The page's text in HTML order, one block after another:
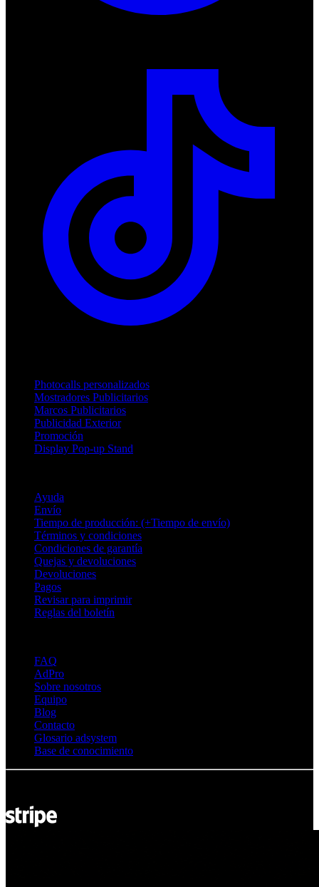
Photocalls personalizados
Mostradores Publicitarios
Marcos Publicitarios
Publicidad Exterior
Promoción
Display Pop-up Stand
Ayuda
Envío
Tiempo de producción: (+Tiempo de envío)
Términos y condiciones
Condiciones de garantía
Quejas y devoluciones
Devoluciones
Pagos
Revisar para imprimir
Reglas del boletín
FAQ
AdPro
Sobre nosotros
Equipo
Blog
Contacto
Glosario adsystem
Base de conocimiento